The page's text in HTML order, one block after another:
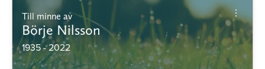
Till minne av
Börje Nilsson
1935 - 2022